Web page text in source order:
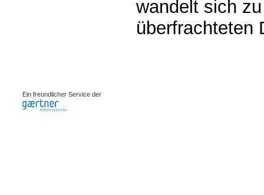
wandelt sich
überfrachteten
Ein freundlicher Service der